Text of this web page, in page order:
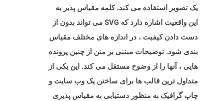
یک تصویر استفاده می کند. کلمه مقیاس پذیر به
این واقعیت اشاره دارد که SVG می تواند بدون از
دست دادن کیفیت ، در اندازه های مختلف مقیاس
بندی شود. توضیحات مبتنی بر متن از چنین پرونده
هایی ، آنها را از وضوح مستقل می کند. این یکی از
متداول ترین قالب ها برای ساختن یک وب سایت و
چاپ گرافیک به منظور دستیابی به مقیاس پذیری